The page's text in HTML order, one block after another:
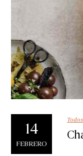
14
FEBRERO